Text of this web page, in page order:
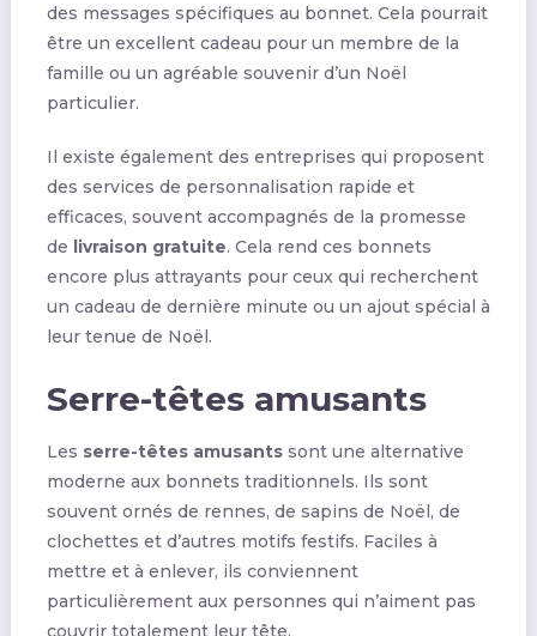
des messages spécifiques au bonnet. Cela pourrait
être un excellent cadeau pour un membre de la
famille ou un agréable souvenir d’un Noël
particulier.
Il existe également des entreprises qui proposent
des services de personnalisation rapide et
efficaces, souvent accompagnés de la promesse
de livraison gratuite. Cela rend ces bonnets
encore plus attrayants pour ceux qui recherchent
un cadeau de dernière minute ou un ajout spécial à
leur tenue de Noël.
Serre-têtes amusants
Les serre-têtes amusantssont une alternative
moderne aux bonnets traditionnels. Ils sont
souvent ornés de rennes, de sapins de Noël, de
clochettes et d’autres motifs festifs. Faciles à
mettre et à enlever, ils conviennent
particulièrement aux personnes qui n’aiment pas
couvrir totalement leur tête.